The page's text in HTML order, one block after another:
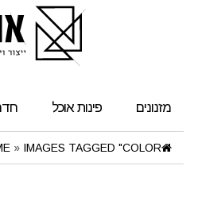
מזנונים פינות אוכל
» IMAGES TAGGED "COLOR"